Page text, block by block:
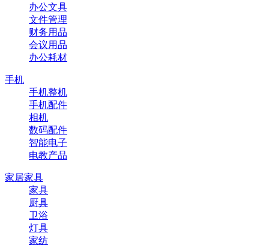
办公文具
文件管理
财务用品
会议用品
办公耗材
手机
手机整机
手机配件
相机
数码配件
智能电子
电教产品
家居家具
家具
厨具
卫浴
灯具
家纺